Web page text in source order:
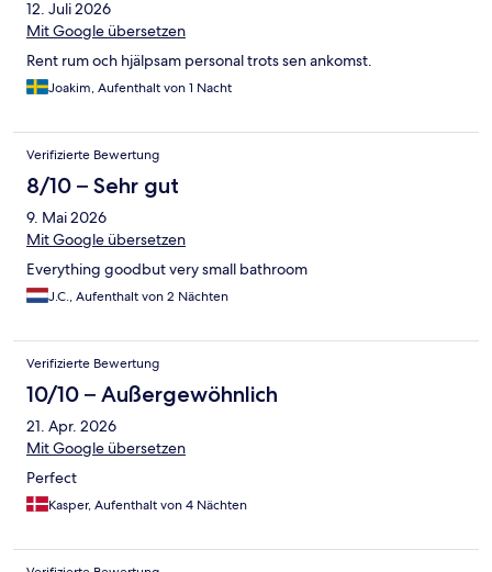
12. Juli 2026
Mit Google übersetzen
Rent rum och hjälpsam personal trots sen ankomst.
Joakim, Aufenthalt von 1 Nacht
Verifizierte Bewertung
8/10 – Sehr gut
9. Mai 2026
Mit Google übersetzen
Everything goodbut very small bathroom
J.C., Aufenthalt von 2 Nächten
Verifizierte Bewertung
10/10 – Außergewöhnlich
21. Apr. 2026
Mit Google übersetzen
Perfect
Kasper, Aufenthalt von 4 Nächten